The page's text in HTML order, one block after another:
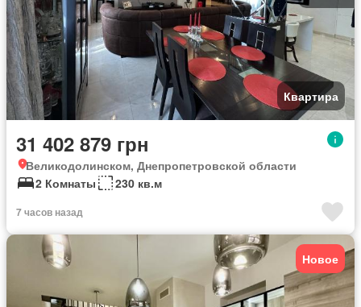
Квартира
31 402 879 грн
Великодолинском, Днепропетровской области
2 Комнаты
230 кв.м
7 часов назад
Новое